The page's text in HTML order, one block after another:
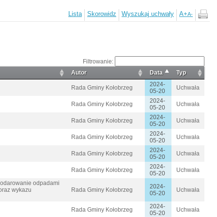
Lista Skorowidz Wyszukaj uchwały A+A-
Filtrowanie:
Autor Data Typ
Rada Gminy Kołobrzeg
2024-
05-20
Uchwała
Rada Gminy Kołobrzeg
2024-
05-20
Uchwała
Rada Gminy Kołobrzeg
2024-
05-20
Uchwała
Rada Gminy Kołobrzeg
2024-
05-20
Uchwała
Rada Gminy Kołobrzeg
2024-
05-20
Uchwała
Rada Gminy Kołobrzeg
2024-
05-20
Uchwała
odpadami
wykazu
Rada Gminy Kołobrzeg
2024-
05-20
Uchwała
Rada Gminy Kołobrzeg
2024-
05-20
Uchwała